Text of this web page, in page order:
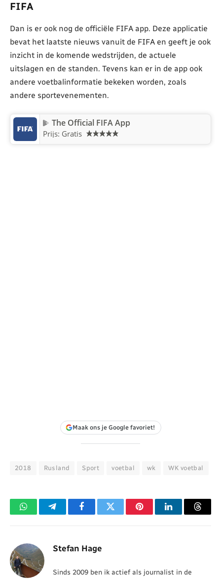
FIFA
Dan is er ook nog de officiële FIFA app. Deze applicatie
bevat het laatste nieuws vanuit de FIFA en geeft je ook
inzicht in de komende wedstrijden, de actuele
uitslagen en de standen. Tevens kan er in de app ook
andere voetbalinformatie bekeken worden, zoals
andere sportevenementen.
The Official FIFA App
Prijs: Gratis
Maak ons je Google favoriet!
2018 Rusland Sport voetbal wk WK voetbal
WhatsAppTelegramFacebookTwitter PinterestLinkedIn
Stefan Hage
Sinds 2009 ben ik actief als journalist in de